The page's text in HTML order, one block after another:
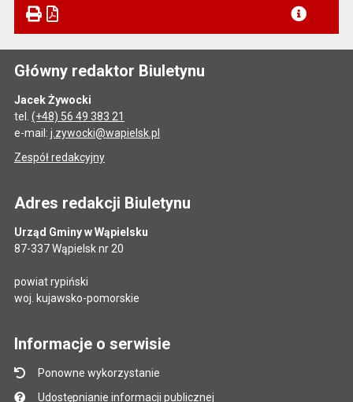
Główny redaktor Biuletynu
Jacek Żywocki
tel. (+48) 56 49 383 21
e-mail: j.zywocki@wapielsk.pl
Zespół redakcyjny
Adres redakcji Biuletynu
Urząd Gminy w Wąpielsku
87-337 Wąpielsk nr 20
powiat rypiński
woj. kujawsko-pomorskie
Informacje o serwisie
Ponowne wykorzystanie
Udostępnianie informacji publicznej